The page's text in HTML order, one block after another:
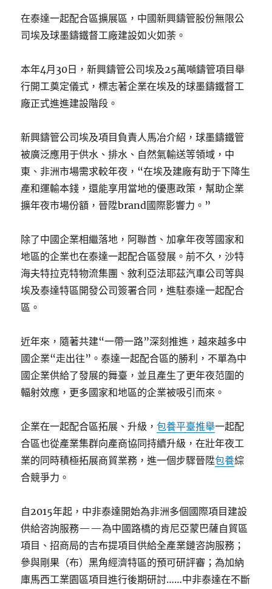
在泰達一起配合區擴展區，中國新興鑄管股份無限公
司埃及球墨鑄鐵督工廠建設如火如荼。
本年4月30日，新興鑄管公司埃及25萬噸鑄管項目舉
行開工奠定儀式，標志著企業在埃及的球墨鑄鐵督工
廠正式進進建設階段。
新興鑄管公司埃及項目負責人馬冶介紹，球墨鑄鐵管
被廣泛應用于供水、排水、自然氣輸送等領域，中
東、非洲市場需求較年夜，“在埃及建廠有助于下降生
產和運輸本錢，還能享用當地的優惠政策，幫助企業
擴年夜市場份額，晉陞brand國際影響力。”
除了中國企業相繼落地，阿聯酋、加拿年夜等國家和
地區的企業也在泰達一起配合區發展。前不久，沙特
海夫特拉克特物流集團、敘利亞法耶茲汽車公司等與
埃及泰達特區開發公司簽署合同，進駐泰達一起配合
區。
近年來，隨著共建“一帶一路”深刻推進，越來越多中
國企業“走出往”。泰達一起配合區的勝利，不單為中
國企業供給了發展的舞臺，並且產生了更年夜范圍的
輻射效應，更多國家和地區的企業被吸引而來。
企業在一起配合區拓展、升級，包養平臺推舉一起配
合區也從產業集群向產商協同持續升級，在壯年夜工
業的同時積極拓展商貿業務，進一個步驟晉陞包養綜
合競爭力。
自2015年起，中非泰達開始為非洲多個國際項目建設
供給咨詢服務——為中國路橋的肯尼亞蒙巴薩自貿區
項目、招商局的吉布提項目供給全產業鏈咨詢服務；
參與剛果（布）黑角經濟特區的預可研評審；為加納
庫馬西工業園區項目進行後期研討……中非泰達在不斷